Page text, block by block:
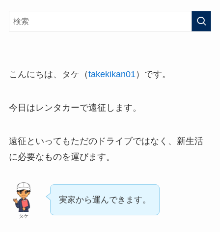
こんにちは、タケ（takekikan01）です。
今日はレンタカーで遠征します。
遠征といってもただのドライブではなく、新生活
に必要なものを運びます。
タケ
実家から運んできます。